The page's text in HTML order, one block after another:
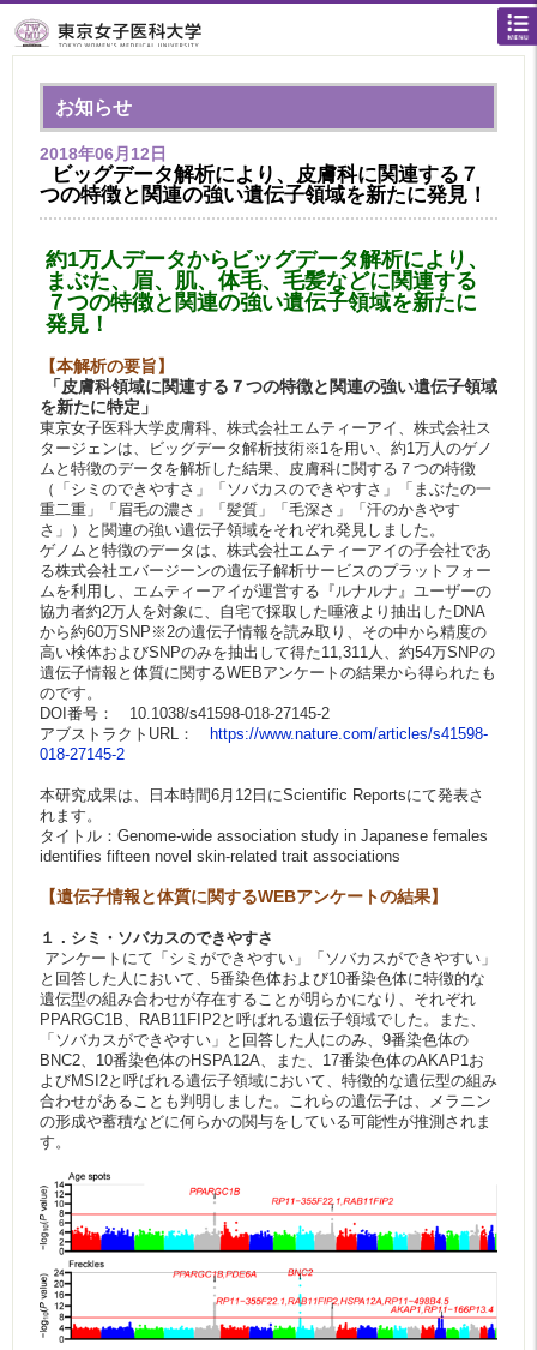
お知らせ
2018年06月12日
ビッグデータ解析により、皮膚科に関連する７
つの特徴と関連の強い遺伝子領域を新たに発見！
約1万人データからビッグデータ解析により、
まぶた、眉、肌、体毛、毛髪などに関連する
７つの特徴と関連の強い遺伝子領域を新たに
発見！
【本解析の要旨】
「皮膚科領域に関連する７つの特徴と関連の強い遺伝子領域
を新たに特定」
東京女子医科大学皮膚科、株式会社エムティーアイ、株式会社ス
タージェンは、ビッグデータ解析技術※1を用い、約1万人のゲノ
ムと特徴のデータを解析した結果、皮膚科に関する７つの特徴
（「シミのできやすさ」「ソバカスのできやすさ」「まぶたの一
重二重」「眉毛の濃さ」「髪質」「毛深さ」「汗のかきやす
さ」）と関連の強い遺伝子領域をそれぞれ発見しました。
ゲノムと特徴のデータは、株式会社エムティーアイの子会社であ
る株式会社エバージーンの遺伝子解析サービスのプラットフォー
ムを利用し、エムティーアイが運営する『ルナルナ』ユーザーの
協力者約2万人を対象に、自宅で採取した唾液より抽出したDNA
から約60万SNP※2の遺伝子情報を読み取り、その中から精度の
高い検体およびSNPのみを抽出して得た11,311人、約54万SNPの
遺伝子情報と体質に関するWEBアンケートの結果から得られたも
のです。
DOI番号： 10.1038/s41598-018-27145-2
アブストラクトURL：
https://www.nature.com/articles/s41598-
018-27145-2
本研究成果は、日本時間6月12日にScientific Reportsにて発表さ
れます。
タイトル：Genome-wide association study in Japanese females
identifies fifteen novel skin-related trait associations
【遺伝子情報と体質に関するWEBアンケートの結果】
１．シミ・ソバカスのできやすさ
アンケートにて「シミができやすい」「ソバカスができやすい」
と回答した人において、5番染色体および10番染色体に特徴的な
遺伝型の組み合わせが存在することが明らかになり、それぞれ
PPARGC1B、RAB11FIP2と呼ばれる遺伝子領域でした。また、
「ソバカスができやすい」と回答した人にのみ、9番染色体の
BNC2、10番染色体のHSPA12A、また、17番染色体のAKAP1お
よびMSI2と呼ばれる遺伝子領域において、特徴的な遺伝型の組み
合わせがあることも判明しました。これらの遺伝子は、メラニン
の形成や蓄積などに何らかの関与をしている可能性が推測されま
す。